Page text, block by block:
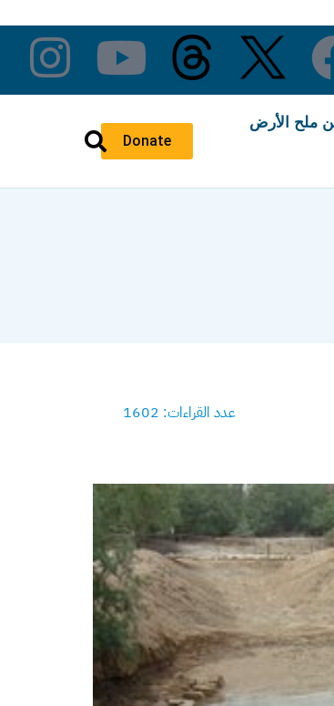
Donate
ملح الأرض
عدد القراءات: 1602